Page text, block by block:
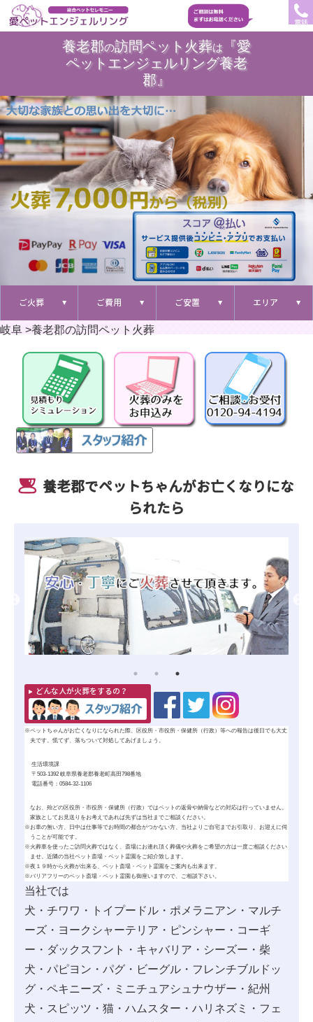
電話
養老郡の訪問ペット火葬は
『愛
ペットエンジェルリング養老
郡』
ご火葬 ご費用 ご安置 エリア
岐阜 >養老郡の訪問ペット火葬
養老郡でペットちゃんがお亡くなりにな
られたら
どんな人が火葬をするの？
※ペットちゃんがお亡くなりになられた際、区役所・市役所・保健所（行政）等への報告は後日でも大丈
夫です。慌てず、落ちついて対処してあげましょう。
生活環境課
〒503-1392 岐阜県養老郡養老町高田798番地
電話番号：0584-32-1106
なお、殆どの区役所・市役所・保健所（行政）ではペットの返骨や納骨などの対応は行っていません。
家族としてお見送りをお考えであれば先ずは当社までご相談ください。
※お車の無い方、日中は仕事等でお時間の都合がつかない方、当社よりご自宅までお引取り、お迎えに伺
うことが可能です。
※ 火葬車を使ったご訪問火葬ではなく、斎場にお連れ頂く葬儀や火葬をご希望の方は一度ご相談ください
ませ。近隣の当社ペット斎場・ペット霊園をご紹介致します。
※夜１９時から火葬が出来る、ペット斎場・ペット霊園をご案内も出来ます。
※バリアフリーのペット斎場・ペット霊園も御座いますので、ご相談下さい。
当社では
犬・チワワ・トイプードル・ポメラニアン・マルチ
ーズ・ヨークシャーテリア・ピンシャー・コーギ
ー・ダックスフント・キャバリア・シーズー・柴
犬・パピヨン・パグ・ビーグル・フレンチブルドッ
グ・ペキニーズ・ミニチュアシュナウザー・紀州
犬・スピッツ・猫・ハムスター・ハリネズミ・フェ